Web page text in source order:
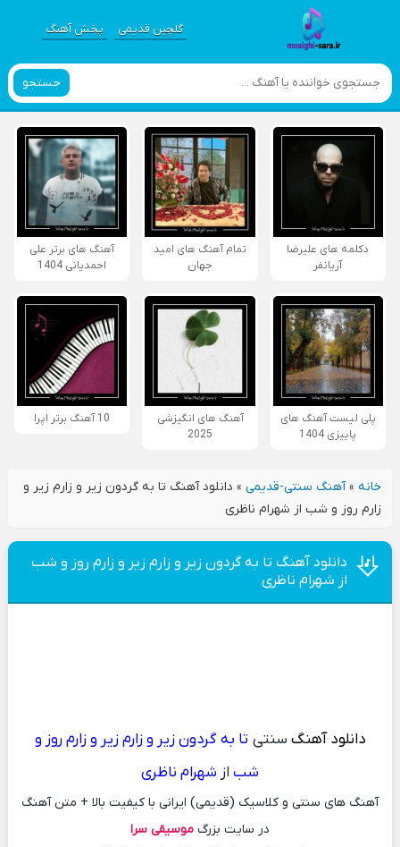
گلچین قدیمی پخش آهنگ
جستجو
دکلمه های علیرضا
آریانفر
تمام آهنگ های امید
جهان
آهنگ های برتر علی
احمدیانی 1404
پلی لیست آهنگ های
پاییزی 1404
آهنگ های انگیزشی
2025
10 آهنگ برتر اپرا
خانه»آهنگ سنتی-قدیمی» دانلود آهنگ تا به گردون زیر و زارم زیر و
زارم روز و شب از شهرام ناظری
دانلود آهنگ تا به گردون زیر و زارم زیر و زارم روز و شب
از شهرام ناظری
دانلود آهنگ سنتی تا به گردون زیر و زارم زیر و زارم روز و
شب از شهرام ناظری
آهنگ های سنتی و کلاسیک (قدیمی) ایرانی با کیفیت بالا + متن آهنگ
در سایت بزرگ موسیقی سرا